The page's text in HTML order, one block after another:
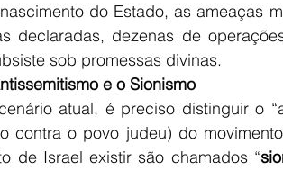
do Estado, as ameaças
declaradas, dezenas de
sob promessas divinas.
e o Sionismo
atual, é preciso distinguir o
contra o povo judeu) do
de Israel existir são chamados “